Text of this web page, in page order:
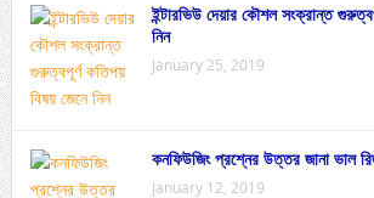
ইন্টারভিউ দেয়ার কৌশল সংক্রান্ত
নিন
January 25, 2019
কনফিউজিং প্রশ্নের উত্তর জানা ভাল
January 12, 2019